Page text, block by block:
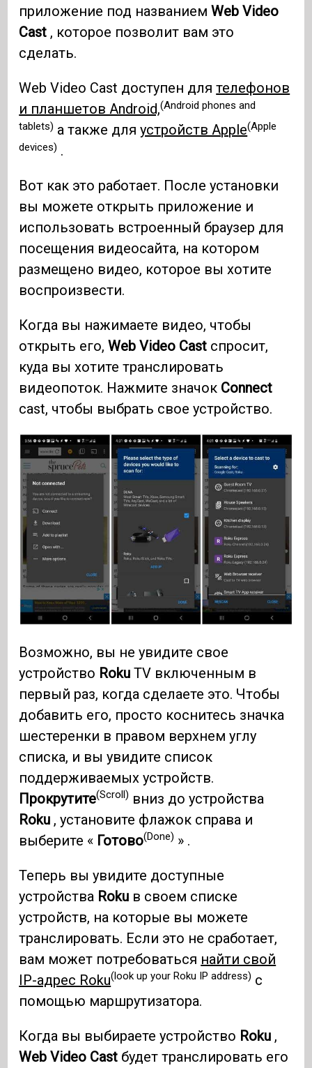
приложение под названиемWeb Video
Cast , которое позволит вам это
сделать.
Web Video Cast доступен длятелефонов
и планшетов Android,(Android phones and
tablets) а также дляустройств Apple(Apple
devices) .
Вот как это работает. После установки
вы можете открыть приложение и
использовать встроенный браузер для
посещения видеосайта, на котором
размещено видео, которое вы хотите
воспроизвести.
Когда вы нажимаете видео, чтобы
открыть его,Web Video Cast спросит,
куда вы хотите транслировать
видеопоток. Нажмите значок Connect
cast, чтобы выбрать свое устройство.
Возможно, вы не увидите свое
устройство Roku TV включенным в
первый раз, когда сделаете это. Чтобы
добавить его, просто коснитесь значка
шестеренки в правом верхнем углу
списка, и вы увидите список
поддерживаемых устройств.
Прокрутите(Scroll) вниз до устройства
Roku , установите флажок справа и
выберите « Готово(Done) » .
Теперь вы увидите доступные
устройства Roku в своем списке
устройств, на которые вы можете
транслировать. Если это не сработает,
вам может потребоваться найти свой
IP-адрес Roku(look up your Roku IP address) с
помощью маршрутизатора.
Когда вы выбираете устройство Roku ,
Web Video Cast будет транслировать его